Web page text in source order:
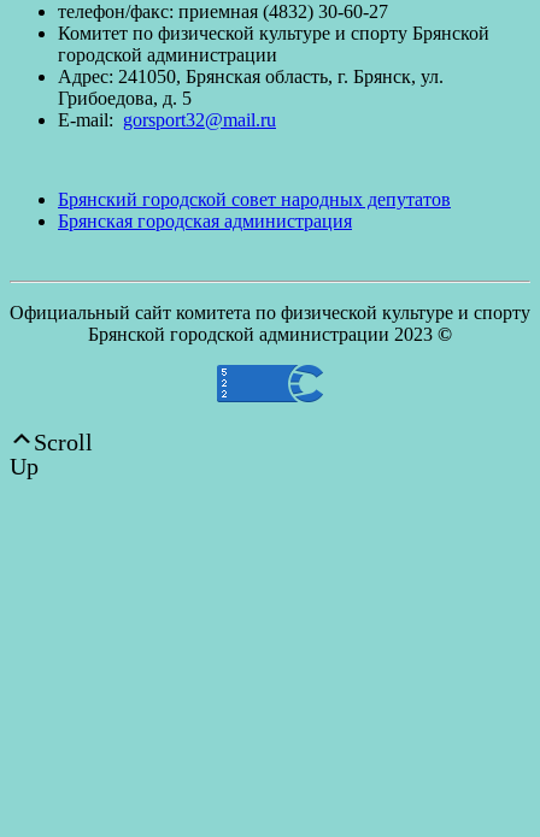
телефон/факc: приемная (4832) 30-60-27
Комитет по физической культуре и спорту Брянской
городской администрации
Адрес: 241050, Брянская область, г. Брянск, ул.
Грибоедова, д. 5
E-mail: gorsport32@mail.ru
Брянский городской совет народных депутатов
Брянская городская администрация
Официальный сайт комитета по физической культуре и спорту
Брянской городской администрации 2023 ©
Scroll
Up